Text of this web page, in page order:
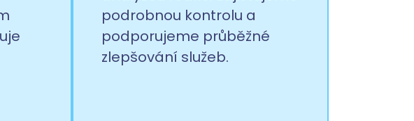
podrobnou kontrolu a
podporujeme průběžné
zlepšování služeb.